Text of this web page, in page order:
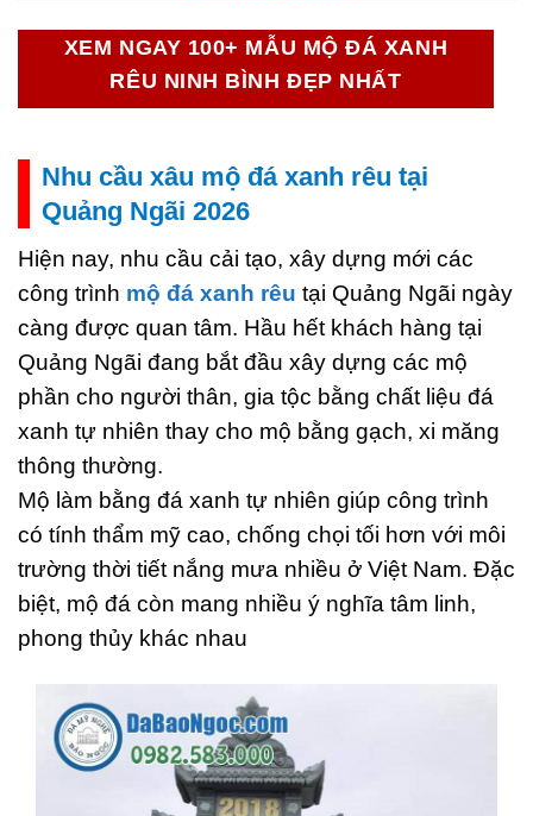
XEM NGAY 100+ MẪU MỘ ĐÁ XANH
RÊU NINH BÌNH ĐẸP NHẤT
Nhu cầu xâu mộ đá xanh rêu tại
Quảng Ngãi 2026
Hiện nay, nhu cầu cải tạo, xây dựng mới các
công trình mộ đá xanh rêu tại Quảng Ngãi ngày
càng được quan tâm. Hầu hết khách hàng tại
Quảng Ngãi đang bắt đầu xây dựng các mộ
phần cho người thân, gia tộc bằng chất liệu đá
xanh tự nhiên thay cho mộ bằng gạch, xi măng
thông thường.
Mộ làm bằng đá xanh tự nhiên giúp công trình
có tính thẩm mỹ cao, chống chọi tối hơn với môi
trường thời tiết nắng mưa nhiều ở Việt Nam. Đặc
biệt, mộ đá còn mang nhiều ý nghĩa tâm linh,
phong thủy khác nhau